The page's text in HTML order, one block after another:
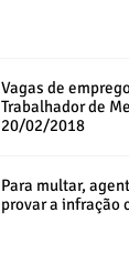
Vagas de
Trabalhador de
20/02/2018
Para multar,
provar a infração